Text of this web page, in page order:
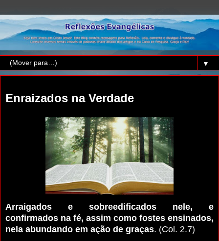
▼
Enraizados na Verdade
Arraigados e sobreedificados nele, e
confirmados na fé, assim como fostes ensinados,
nela abundando em ação de graças. (Col. 2.7)